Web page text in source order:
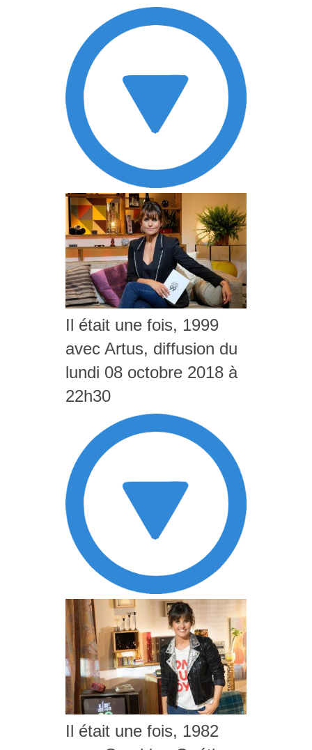
Il était une fois, 1999
avec Artus, diffusion du
lundi 08 octobre 2018 à
22h30
Il était une fois, 1982